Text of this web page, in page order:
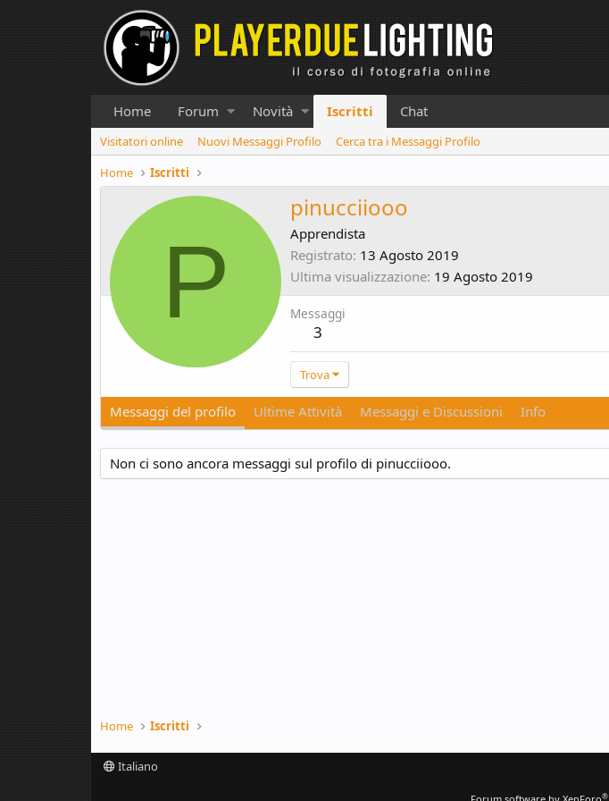
Home Forum Novità Iscritti Chat
Visitatori online Nuovi Messaggi Profilo
Cerca tra i Messaggi Profilo
Home
Iscritti
P
pinucciiooo
Apprendista
Registrato 13 Agosto 2019
Ultima visualizzazione 19 Agosto 2019
Messaggi
3
Trova
Messaggi del profilo Ultime Attività Messaggi e Discussioni Info
Non ci sono ancora messaggi sul profilo di pinucciiooo.
Home Iscritti
Italiano
®